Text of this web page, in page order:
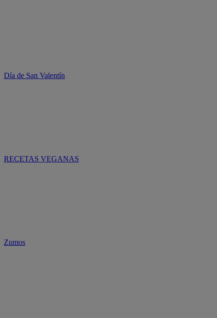
Día de San Valentín
RECETAS VEGANAS
Zumos